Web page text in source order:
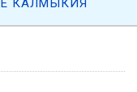
КАЛМЫКИЯ